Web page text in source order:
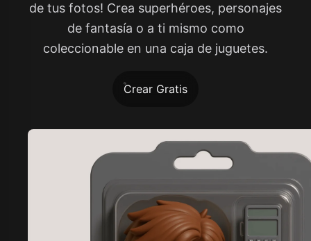
de tus fotos! Crea superhéroes, personajes
de fantasía o a ti mismo como
coleccionable en una caja de juguetes.
Crear Gratis